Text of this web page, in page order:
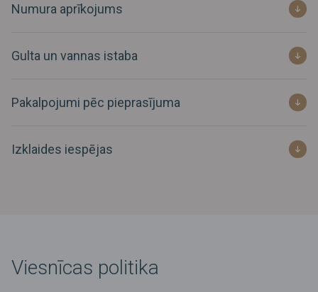
Numura aprīkojums
Gulta un vannas istaba
Pakalpojumi pēc pieprasījuma
Izklaides iespējas
Viesnīcas politika